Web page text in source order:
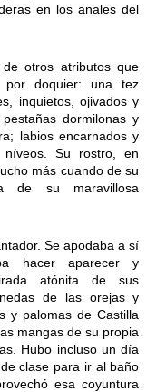
en los anales del
otros atributos que
por doquier: una tez
inquietos, ojivados y
dormilonas y
labios encarnados y
Su rostro, en
más cuando de su
de su maravillosa
Se apodaba a sí
hacer aparecer y
atónita de sus
de las orejas y
y palomas de Castilla
mangas de su propia
Hubo incluso un día
clase para ir al baño
esa coyuntura